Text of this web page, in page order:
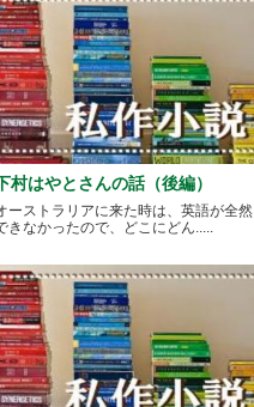
村はやとさんの話（後編）
ーストラリアに来た時は、英語が全然
きなかったので、どこにどん.....